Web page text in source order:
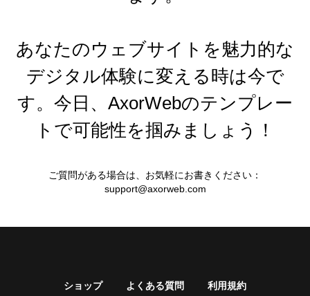
あなたのウェブサイトを魅力的な
デジタル体験に変える時は今で
す。今日、AxorWebのテンプレー
トで可能性を掴みましょう！
ご質問がある場合は、お気軽にお書きください：
support@axorweb.com
ショップ よくある質問 利用規約